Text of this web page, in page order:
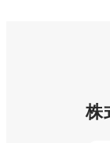
https://muture.jp/
株